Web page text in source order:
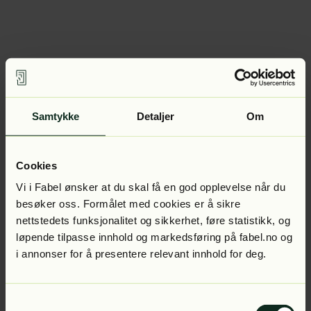
Samtykke Detaljer Om
Cookies
Vi i Fabel ønsker at du skal få en god opplevelse når du
besøker oss. Formålet med cookies er å sikre
nettstedets funksjonalitet og sikkerhet, føre statistikk, og
løpende tilpasse innhold og markedsføring på fabel.no og
i annonser for å presentere relevant innhold for deg.